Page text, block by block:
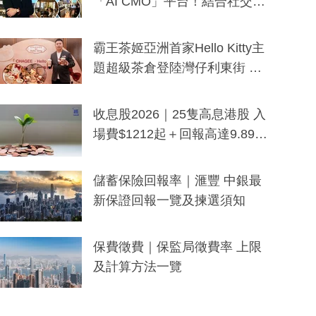
分鐘生成「貼地」宣傳短片
霸王茶姬亞洲首家Hello Kitty主
題超級茶倉登陸灣仔利東街 推
y及香港限定特調系列
收息股2026｜25隻高息港股 入
場費$1212起＋回報高達9.89
儲蓄保險回報率｜滙豐 中銀最
新保證回報一覽及揀選須知
保費徵費｜保監局徵費率 上限
及計算方法一覽